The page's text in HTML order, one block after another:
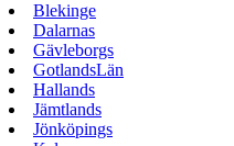
Blekinge
Dalarnas
Gävleborgs
GotlandsLän
Hallands
Jämtlands
Jönköpings